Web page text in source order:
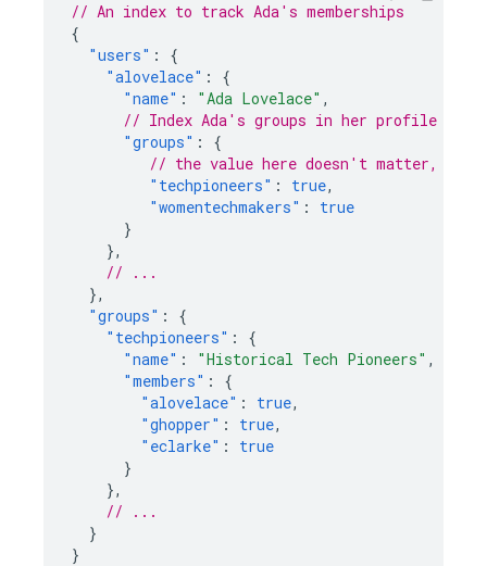
// An index to track Ada's memberships
{
"users" :
{
"alovelace" :
{
"name" : "Ada Lovelace" ,
// Index Ada's groups in her profile
"groups" :
{
// the value here doesn't matter,
"techpioneers" : true,
"womentechmakers" :
true
}
},
// ...
},
"groups" :
{
"techpioneers" :
{
"name" : "Historical Tech Pioneers" ,
"members" :
{
"alovelace" : true,
"ghopper" : true,
"eclarke" :
true
}
},
// ...
}
}